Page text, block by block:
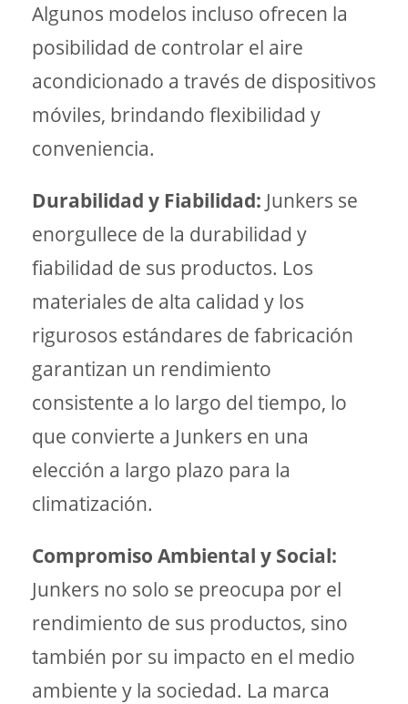
Algunos modelos incluso ofrecen la
posibilidad de controlar el aire
acondicionado a través de dispositivos
móviles, brindando flexibilidad y
conveniencia.
Durabilidad y Fiabilidad: Junkers se
enorgullece de la durabilidad y
fiabilidad de sus productos. Los
materiales de alta calidad y los
rigurosos estándares de fabricación
garantizan un rendimiento
consistente a lo largo del tiempo, lo
que convierte a Junkers en una
elección a largo plazo para la
climatización.
Compromiso Ambiental y Social:
Junkers no solo se preocupa por el
rendimiento de sus productos, sino
también por su impacto en el medio
ambiente y la sociedad. La marca